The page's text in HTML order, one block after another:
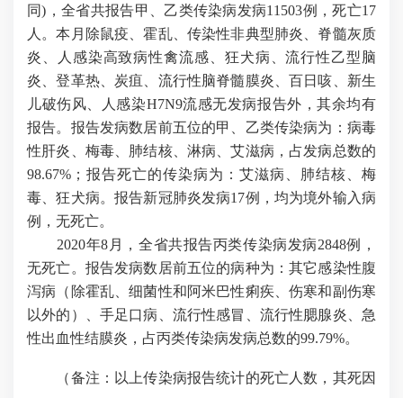
同) ，全省共报告甲、乙类传染病发病11503例，死亡17
人。本月除鼠疫、霍乱、传染性非典型肺炎、脊髓灰质
炎、人感染高致病性禽流感、狂犬病、流行性乙型脑
炎、登革热、炭疽、流行性脑脊髓膜炎、百日咳、新生
儿破伤风、人感染H7N9流感无发病报告外，其余均有
报告。报告发病数居前五位的甲、乙类传染病为：病毒
性肝炎、梅毒、肺结核、淋病、艾滋病，占发病总数的
98.67% ；报告死亡的传染病为：艾滋病、肺结核、梅
毒、狂犬病。报告新冠肺炎发病17例，均为境外输入病
例，无死亡。
2020年8 月，全省共报告丙类传染病发病2848例，
无死亡。报告发病数居前五位的病种为：其它感染性腹
泻病（除霍乱、细菌性和阿米巴性痢疾、伤寒和副伤寒
以外的）、手足口病、流行性感冒、流行性腮腺炎、急
性出血性结膜炎，占丙类传染病发病总数的99.79%。
（备注：以上传染病报告统计的死亡人数，其死因